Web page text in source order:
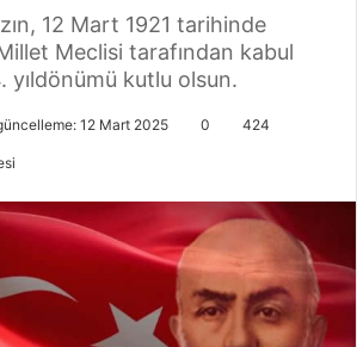
12 Mart 1921 tarihinde
Meclisi tarafından kabul
yıldönümü kutlu olsun.
12 Mart 2025 0 424